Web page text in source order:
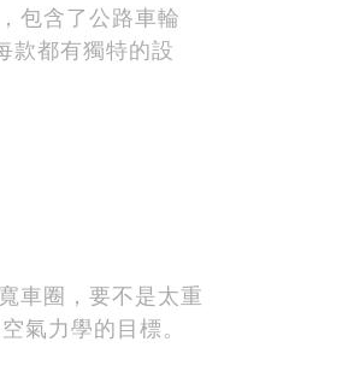
包含了公路車輪
款都有獨特的設
車圈，要不是太重
氣力學的目標。